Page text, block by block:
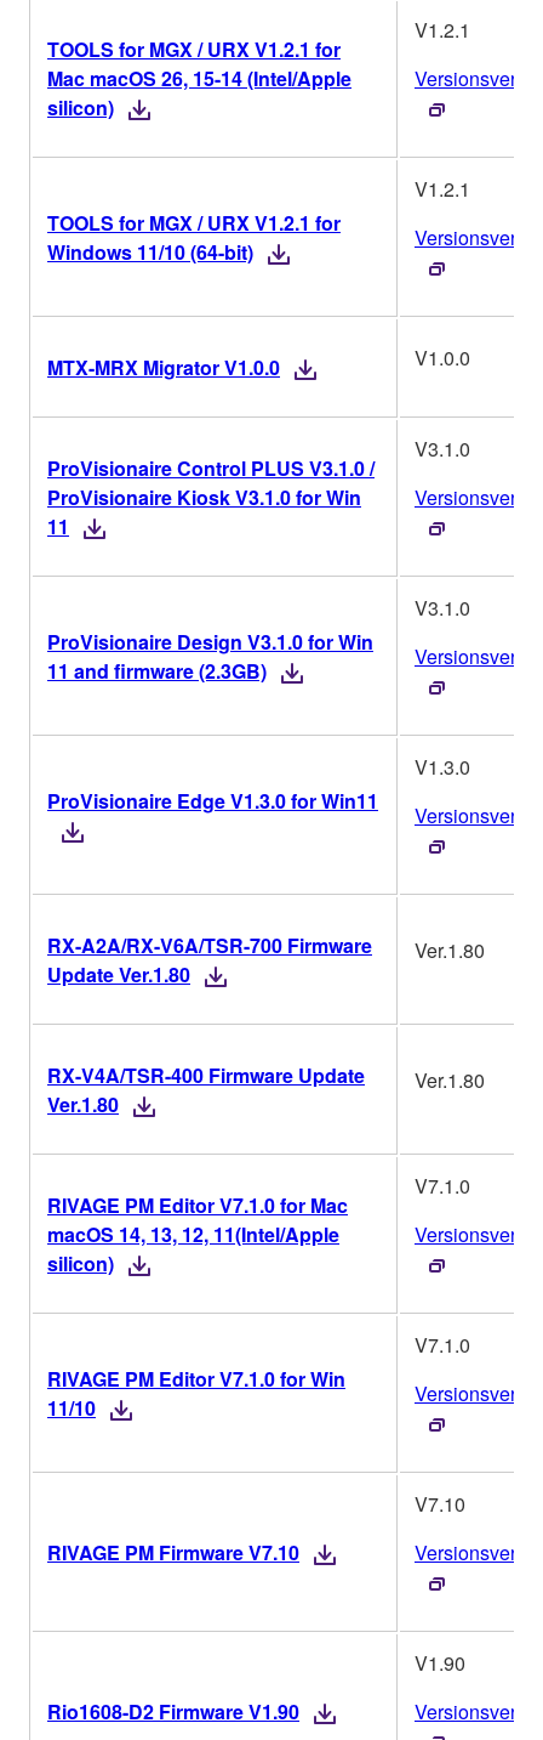
TOOLS for MGX / URX V1.2.1 for
Mac macOS 26, 15-14 (Intel/Apple
silicon)
V1.2.1
TOOLS for MGX / URX V1.2.1 for
Windows 11/10 (64-bit)
V1.2.1
MTX-MRX Migrator V1.0.0 V1.0.0
ProVisionaire Control PLUS V3.1.0 /
ProVisionaire Kiosk V3.1.0 for Win
11
V3.1.0
ProVisionaire Design V3.1.0 for Win
11 and firmware (2.3GB)
V3.1.0
ProVisionaire Edge V1.3.0 for Win11
V1.3.0
RX-A2A/RX-V6A/TSR-700 Firmware
Update Ver.1.80
Ver.1.80
RX-V4A/TSR-400 Firmware Update
Ver.1.80
Ver.1.80
RIVAGE PM Editor V7.1.0 for Mac
macOS 14, 13, 12, 11(Intel/Apple
silicon)
V7.1.0
RIVAGE PM Editor V7.1.0 for Win
11/10
V7.1.0
RIVAGE PM Firmware V7.10
V7.10
Rio1608-D2 Firmware V1.90
V1.90